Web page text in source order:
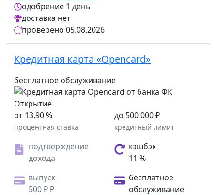
одобрение 1 день
доставка нет
проверено 05.08.2026
Кредитная карта «Opencard»
бесплатное обслуживание
от 13,90 %
процентная ставка
до 500 000 ₽
кредитный лимит
подтверждение
дохода
кэшбэк
11 %
выпуск
500 ₽ ₽
бесплатное
обслуживание